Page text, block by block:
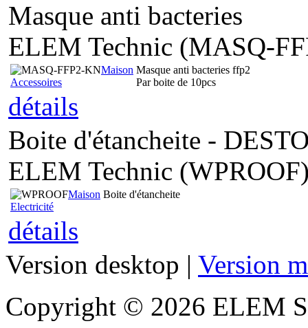
Masque anti bacteries
ELEM Technic (MASQ-
Maison
Accessoires
Masque anti bacteries ffp2
Par boite de 10pcs
détails
Boite d'étancheite -
ELEM Technic
Maison
Electricité
Boite d'étancheite
détails
Version desktop | Version
Copyright © 2026 ELEM